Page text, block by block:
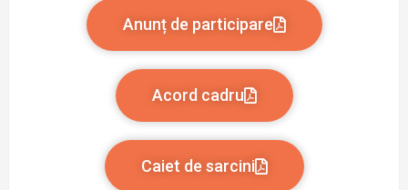
Anunț de participare
Acord cadru
Caiet de sarcini